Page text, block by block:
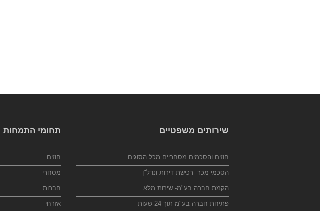
תחומי התמחות
חוזים
מסחרי
חברות
אזרחי
שירותים משפטיים
חוזים והסכמים מסחריים מכל הסוגים
הסכמי מכר- רכישת דירות ונדל"ן
הקמת חברה בע"מ- שירות מלא
פתיחת חברה בע"מ תוך 24 שעות